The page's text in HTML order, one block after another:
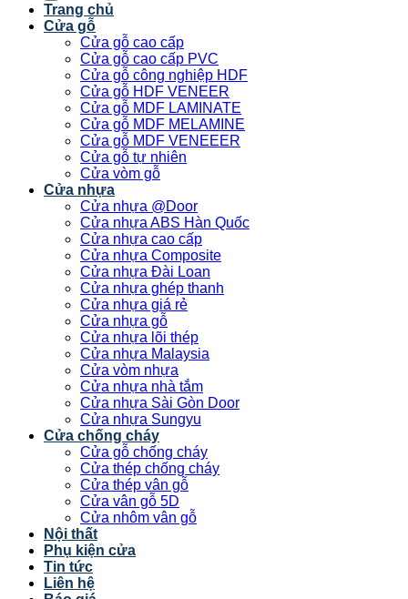
Trang chủ
Cửa gỗ
Cửa gỗ cao cấp
Cửa gỗ cao cấp PVC
Cửa gỗ công nghiệp HDF
Cửa gỗ HDF VENEER
Cửa gỗ MDF LAMINATE
Cửa gỗ MDF MELAMINE
Cửa gỗ MDF VENEEER
Cửa gỗ tự nhiên
Cửa vòm gỗ
Cửa nhựa
Cửa nhựa @Door
Cửa nhựa ABS Hàn Quốc
Cửa nhựa cao cấp
Cửa nhựa Composite
Cửa nhựa Đài Loan
Cửa nhựa ghép thanh
Cửa nhựa giá rẻ
Cửa nhựa gỗ
Cửa nhựa lõi thép
Cửa nhựa Malaysia
Cửa vòm nhựa
Cửa nhựa nhà tắm
Cửa nhựa Sài Gòn Door
Cửa nhựa Sungyu
Cửa chống cháy
Cửa gỗ chống cháy
Cửa thép chống cháy
Cửa thép vân gỗ
Cửa vân gỗ 5D
Cửa nhôm vân gỗ
Nội thất
Phụ kiện cửa
Tin tức
Liên hệ